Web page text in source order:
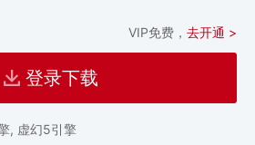
VIP免费， 去开通 >
登录下载
, 虚幻5引擎